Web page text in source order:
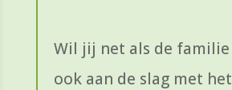
Wil jij net als de familie
ook aan de slag met het